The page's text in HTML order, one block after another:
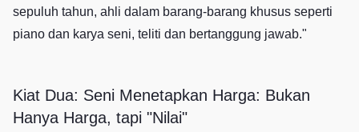
sepuluh tahun, ahli dalam barang-barang khusus seperti
piano dan karya seni, teliti dan bertanggung jawab."
Kiat Dua: Seni Menetapkan Harga: Bukan
Hanya Harga, tapi "Nilai"